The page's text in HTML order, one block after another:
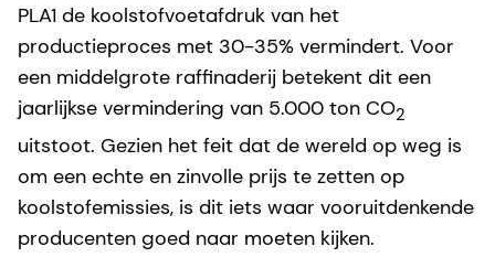
PLA1 de koolstofvoetafdruk van het
productieproces met 30-35% vermindert. Voor
een middelgrote raffinaderij betekent dit een
jaarlijkse vermindering van 5.000 ton CO2
uitstoot. Gezien het feit dat de wereld op weg is
om een echte en zinvolle prijs te zetten op
koolstofemissies, is dit iets waar vooruitdenkende
producenten goed naar moeten kijken.